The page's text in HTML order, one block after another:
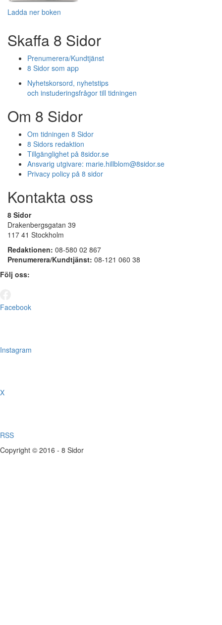
Ladda ner boken
Skaffa 8 Sidor
Prenumerera/Kundtjänst
8 Sidor som app
Nyhetskorsord, nyhetstips
och instuderingsfrågor till tidningen
Om 8 Sidor
Om tidningen 8 Sidor
8 Sidors redaktion
Tillgänglighet på 8sidor.se
Ansvarig utgivare: marie.hillblom@8sidor.se
Privacy policy på 8 sidor
Kontakta oss
8 Sidor
Drakenbergsgatan 39
117 41 Stockholm
Redaktionen: 08-580 02 867
Prenumerera/Kundtjänst: 08-121 060 38
Följ oss:
Facebook
Instagram
X
RSS
Copyright © 2016 - 8 Sidor